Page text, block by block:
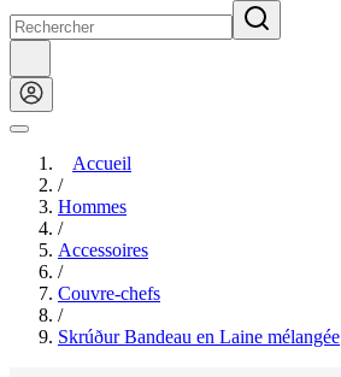
Accueil
/
Hommes
/
Accessoires
/
Couvre-chefs
/
Skrúður Bandeau en Laine mélangée